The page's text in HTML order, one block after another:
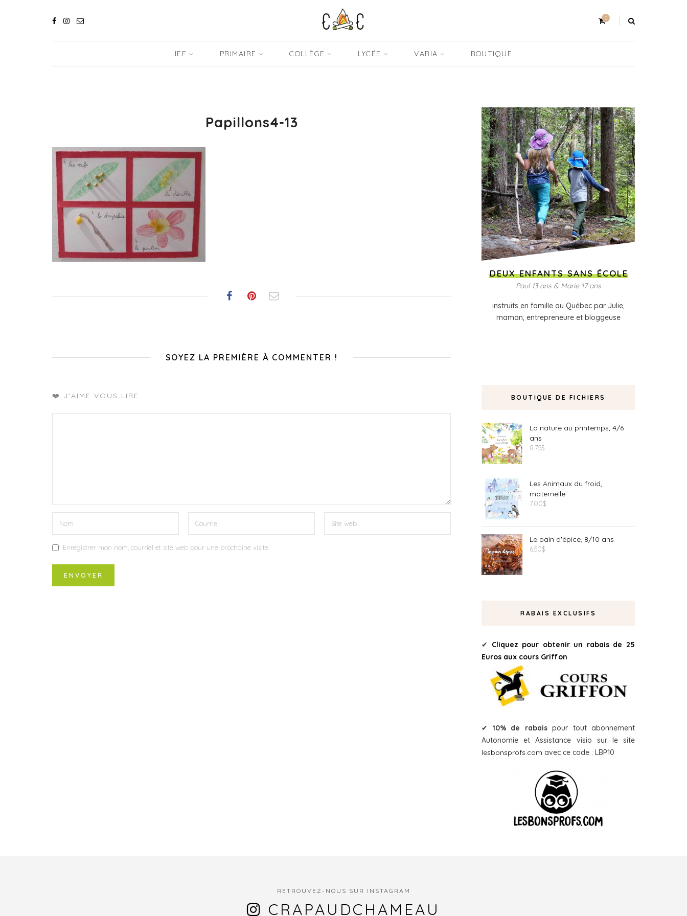
0
IEF PRIMAIRE COLLÈGE LYCÉE VARIA BOUTIQUE
Papillons4-13
SOYEZ LA PREMIÈRE À COMMENTER !
❤️ J'AIME VOUS LIRE
Enregistrer mon nom, courriel et site web pour une prochaine visite.
DEUX ENFANTS SANS ÉCOLE
Paul 13 ans & Marie 17 ans
instruits en famille au Québec par Julie,
maman, entrepreneure et bloggeuse
BOUTIQUE DE FICHIERS
La nature au printemps, 4/6
ans
8.75$
Les Animaux du froid,
maternelle
7.00$
Le pain d'épice, 8/10 ans
6.50$
RABAIS EXCLUSIFS
✔ Cliquez pour obtenir un rabais de 25
Euros aux cours Griffon
✔ 10% de rabaispour tout abonnement
Autonomie et Assistance visio sur le site
lesbonsprofs.com avec ce code : LBP10
RETROUVEZ-NOUS SUR INSTAGRAM
CRAPAUDCHAMEAU